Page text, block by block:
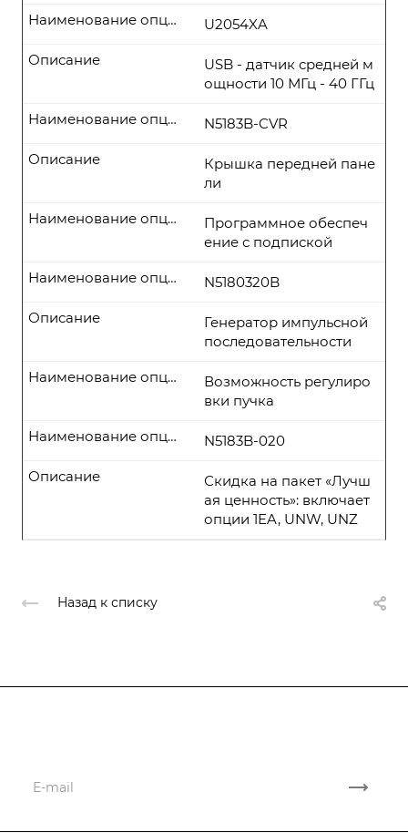
U2054XA
Наименование опции
USB - датчик средней м
ощности 10 МГц - 40 ГГц
Описание
N5183B-CVR
Наименование опции
Крышка передней пане
ли
Описание
Программное обеспеч
ение с подпиской
Наименование опции
N5180320B
Наименование опции
Генератор импульсной
последовательности
Описание
Возможность регулиро
вки пучка
Наименование опции
N5183B-020
Наименование опции
Скидка на пакет «Лучш
ая ценность»: включает
опции 1EA, UNW, UNZ
Описание
Назад к списку